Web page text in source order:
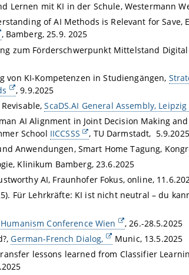
Lernen mit KI in der Schule, Westermann
of AI Methods is Relevant for Save,
, Bamberg, 25.9. 2025
zum Förderschwerpunkt Mittelstand
von KI-Kompetenzen in Studiengängen,
, 9.9.2025
ScaDS.AI General Assembly, Leipzig
AI Alignment in Joint Decision Making
School IICCSSS
, TU Darmstadt, 5.9.2025
Anwendungen, Smart Home Tagung,
Klinikum Bamberg, 23.6.2025
AI, Fraunhofer Fokus, online,
Für Lehrkräfte: KI ist nicht neutral – du
Conference Wien
, 26.-28.5.2025
German-French Dialog,
Munic, 13.5.2025
lessons learned from Classifier